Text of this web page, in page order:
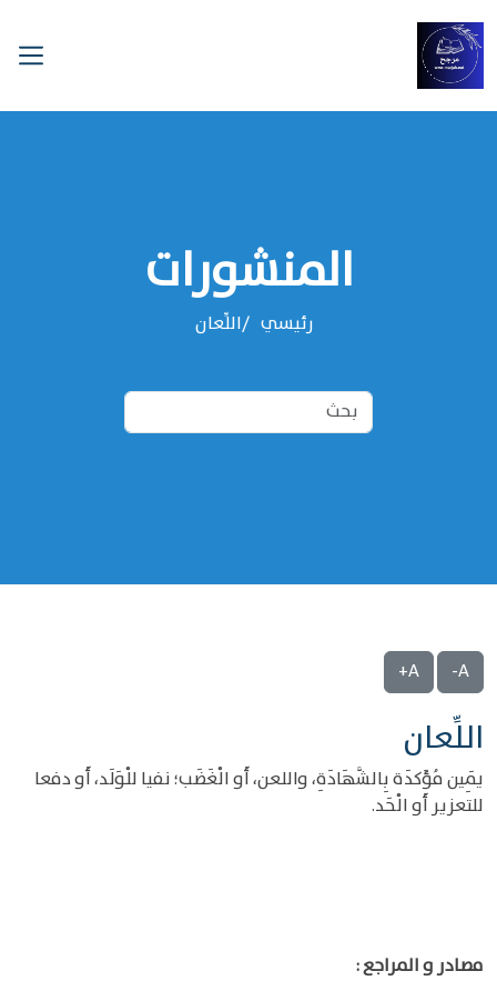
المنشورات
رئيسي اللِّعان
A-
A+
اللِّعان
يَمِين مُؤَكدَة بِالشَّهَادَةِ، واللعن، أَو الْغَضَب؛ نفيا للْوَلَد، أَو دفعا
للتعزير أَو الْحَد.
مصادر و المراجع :